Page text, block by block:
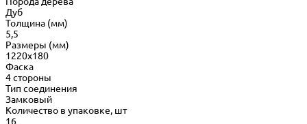
Дуб
Толщина (мм)
5,5
Размеры (мм)
1220x180
Фаска
4 стороны
Тип соединения
Замковый
Количество в упаковке, шт
16